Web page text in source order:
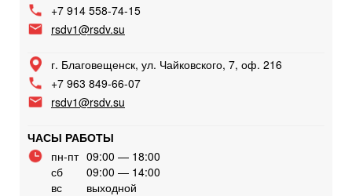
+7 914 558-74-15
rsdv1@rsdv.su
г. Благовещенск, ул. Чайковского, 7, оф. 216
+7 963 849-66-07
rsdv1@rsdv.su
ЧАСЫ РАБОТЫ
пн-пт 09:00 — 18:00
сб
09:00 — 14:00
вс
выходной